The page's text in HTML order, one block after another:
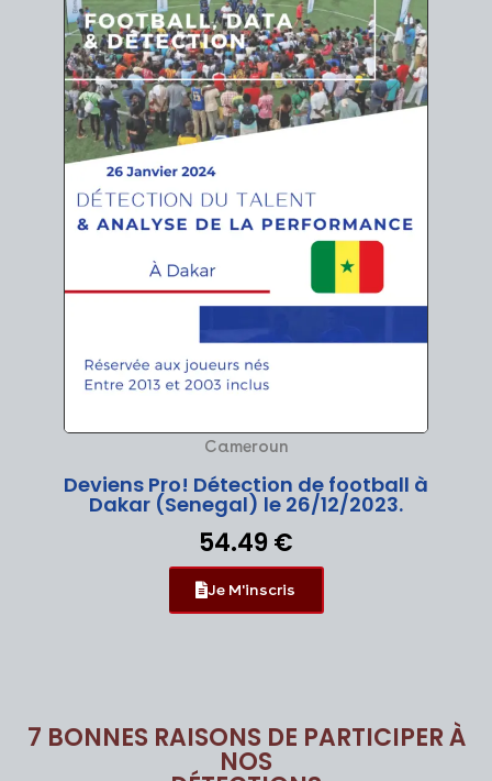
Cameroun
Deviens Pro! Détection de football à
Dakar (Senegal) le 26/12/2023.
54.49 €
Je M'inscris
7 BONNES RAISONS DE PARTICIPER À
NOS